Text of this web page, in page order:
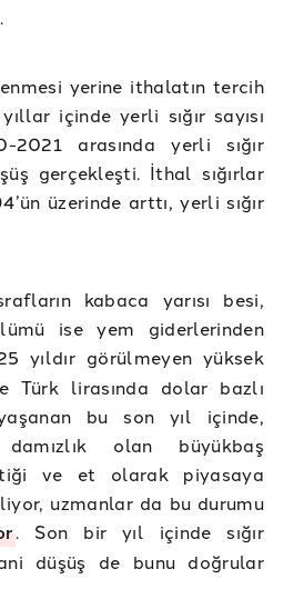
yerine ithalatın tercih
içinde yerli sığır sayısı
2021 arasında yerli sığır
gerçekleşti. İthal sığırlar
üzerinde arttı, yerli sığır
kabaca yarısı besi,
ise yem giderlerinden
yıldır görülmeyen yüksek
Türk lirasında dolar bazlı
bu son yıl içinde,
olan büyükbaş
ve et olarak piyasaya
uzmanlar da bu durumu
. Son bir yıl içinde sığır
düşüş de bunu doğrular